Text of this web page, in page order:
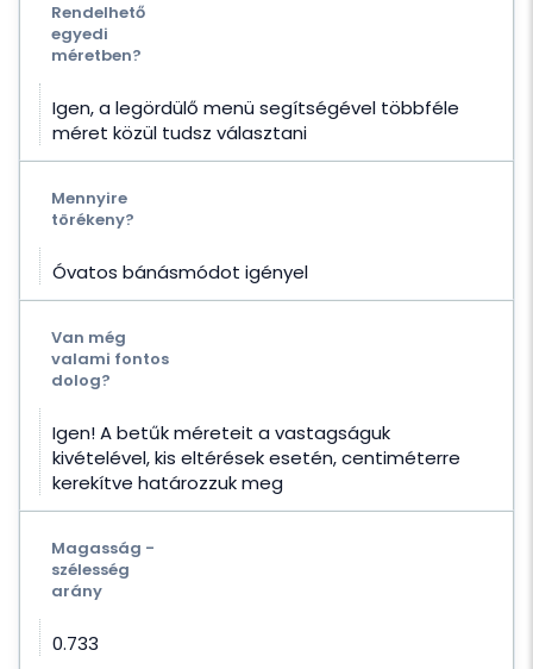
Rendelhető
egyedi
méretben?
Igen, a legördülő menü segítségével többféle
méret közül tudsz választani
Mennyire
törékeny?
Óvatos bánásmódot igényel
Van még
valami fontos
dolog?
Igen! A betűk méreteit a vastagságuk
kivételével, kis eltérések esetén, centiméterre
kerekítve határozzuk meg
Magasság -
szélesség
arány
0.733